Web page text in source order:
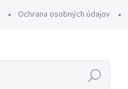
Ochrana osobných údajov
Hľadať